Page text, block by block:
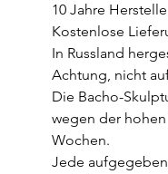
10 Jahre
Kostenlose
In Russland
Achtung, nicht
Die Bacho-
wegen der
Wochen.
Jede